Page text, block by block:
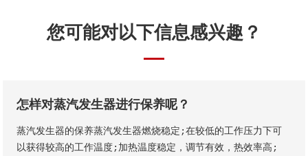
您可能对以下信息感兴趣？
怎样对蒸汽发生器进行保养呢？
蒸汽发生器的保养蒸汽发生器燃烧稳定;在较低的工作压力下可
以获得较高的工作温度;加热温度稳定，调节有效，热效率高;